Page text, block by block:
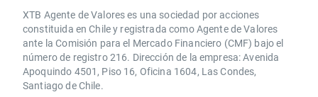
XTB Agente de Valores es una sociedad por acciones
constituida en Chile y registrada como Agente de Valores
ante la Comisión para el Mercado Financiero (CMF) bajo el
número de registro 216. Dirección de la empresa: Avenida
Apoquindo 4501, Piso 16, Oficina 1604, Las Condes,
Santiago de Chile.